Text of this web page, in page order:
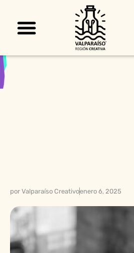
por Valparaíso Creativoenero 6, 2025